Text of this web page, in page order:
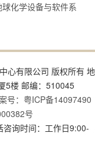
化学设备与软件系
心有限公司 版权所有 地
5楼 邮编：510045
号：粤ICP备14097490
号
询时间：工作日9:00-